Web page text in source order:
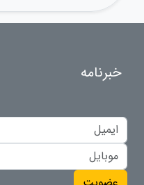
خبرنامه